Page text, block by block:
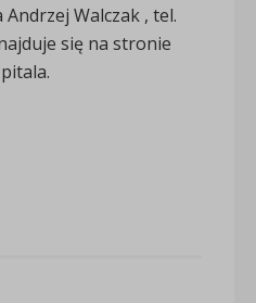
Walczak , tel.
się na stronie
Szpitala.